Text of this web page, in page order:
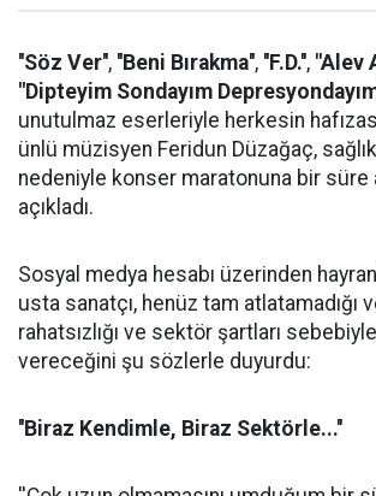
''Söz Ver'', ''Beni Bırakma'', ''F.D.'', "Alev
"Dipteyim Sondayım
unutulmaz eserleriyle herkesin
ünlü müzisyen Feridun Düzağaç,
nedeniyle konser maratonuna bir süre
açıkladı.
Sosyal medya hesabı üzerinden
usta sanatçı, henüz tam atlatamadığı
rahatsızlığı ve sektör şartları
vereceğini şu sözlerle duyurdu:
''Biraz Kendimle, Biraz Sektörle...''